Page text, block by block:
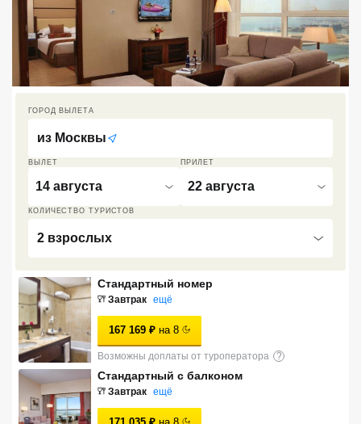
ВЫЛЕТ
14 августа
ПРИЛЕТ
22 августа
КОЛИЧЕСТВО ТУРИСТОВ
2 взрослых
ГОРОД ВЫЛЕТА
из Москвы
Стандартный номер
Завтрак ещё
167 169 ₽ на 8
Возможны доплаты от туроператора ?
Стандартный с балконом
Завтрак ещё
Экскурсионные туры
VIP отели 5 звезд
ТОП 10 лучших отелей 5*
Недорогие отели 4*
Недорогие отели 3*
звезды
Сетевые отели Турции
Сетевые отели Египта
Сетевые отели ОАЭ